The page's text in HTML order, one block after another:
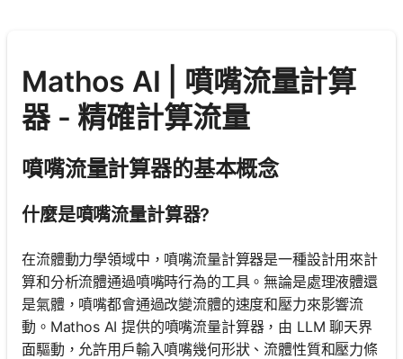
Mathos AI | 噴嘴流量計算
器 - 精確計算流量
噴嘴流量計算器的基本概念
什麼是噴嘴流量計算器?
在流體動力學領域中，噴嘴流量計算器是一種設計用來計
算和分析流體通過噴嘴時行為的工具。無論是處理液體還
是氣體，噴嘴都會通過改變流體的速度和壓力來影響流
動。Mathos AI 提供的噴嘴流量計算器，由 LLM 聊天界
面驅動，允許用戶輸入噴嘴幾何形狀、流體性質和壓力條